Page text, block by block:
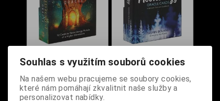
Sacred Forest
Dodání dny:skladem
Moonology
Dodání dny: skladem
Souhlas s využitím souborů cookies
Na našem webu pracujeme se soubory cookies,
které nám pomáhají zkvalitnit naše služby a
personalizovat nabídky.